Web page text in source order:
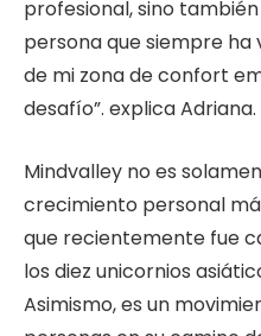
profesional, sino
persona que siempre ha
de mi zona de confort
desafío”. explica Adriana.
Mindvalley no es
crecimiento personal
que recientemente fue
los diez unicornios
Asimismo, es un